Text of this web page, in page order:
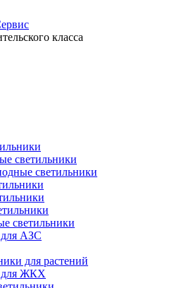
класса
светильники
светильники
светильники
для АЗС
для растений
для ЖКХ